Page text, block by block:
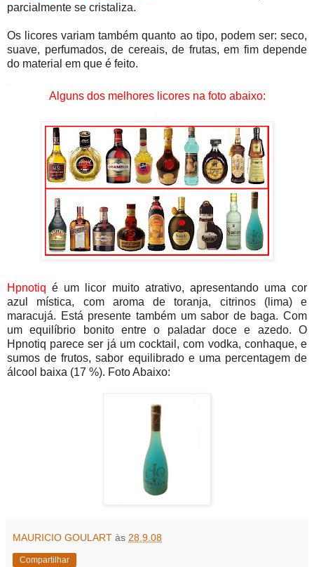
parcialmente se cristaliza.
Os licores variam também quanto ao tipo, podem ser: seco,
suave, perfumados, de cereais, de frutas, em fim depende
do material em que é feito.
.
Alguns dos melhores licores na foto abaixo:
.
.
Hpnotiq é um licor muito atrativo, apresentando uma cor
azul mística, com aroma de toranja, citrinos (lima) e
maracujá. Está presente também um sabor de baga. Com
um equilíbrio bonito entre o paladar doce e azedo. O
Hpnotiq parece ser já um cocktail, com vodka, conhaque, e
sumos de frutos, sabor equilibrado e uma percentagem de
álcool baixa (17 %). Foto Abaixo:
.
MAURICIO GOULART às 28.9.08
Compartilhar